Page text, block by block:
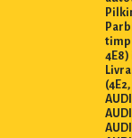
timp
4E8)